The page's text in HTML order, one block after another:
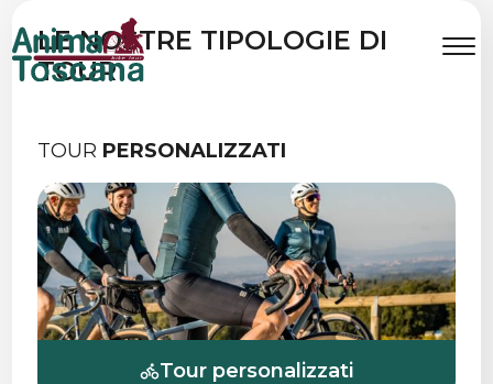
SCOPRI IN BICI
TUTTO
TOSCANA
HA DA OFFRIRE
LE NOSTRE TIPOLOGIE DI
TOUR
TOUR PERSONALIZZATI
Tour personalizzati